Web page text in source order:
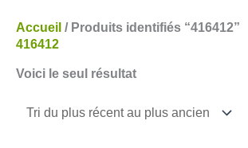
Accueil / Produits identifiés “416412”
416412
Voici le seul résultat